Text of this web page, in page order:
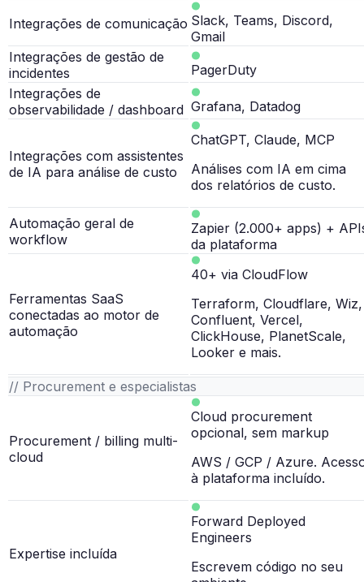
Integrações de comunicação Slack, Teams, Discord,
Gmail
Integrações de gestão de
incidentes
PagerDuty
Integrações de
observabilidade / dashboard Grafana, Datadog
Integrações com assistentes
de IA para análise de custo
ChatGPT, Claude, MCP
Análises com IA em cima
dos relatórios de custo.
Automação geral de
workflow
Zapier (2.000+ apps) +
da plataforma
Ferramentas SaaS
conectadas ao motor de
automação
40+ via CloudFlow
Terraform, Cloudflare, Wiz,
Confluent, Vercel,
ClickHouse, PlanetScale,
Looker e mais.
// Procurement e especialistas
Procurement / billing multi-
cloud
Cloud procurement
opcional, sem markup
AWS / GCP / Azure.
à plataforma incluído.
Expertise incluída
Forward Deployed
Engineers
Escrevem código no seu